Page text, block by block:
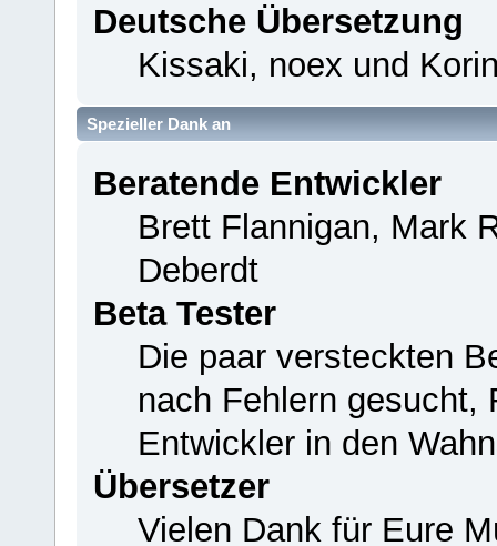
Deutsche Übersetzung
Kissaki, noex und
Spezieller Dank an
Beratende Entwickler
Brett Flannigan, Mark
Deberdt
Beta Tester
Die paar versteckten
nach Fehlern gesucht,
Entwickler in den
Übersetzer
Vielen Dank für Eure